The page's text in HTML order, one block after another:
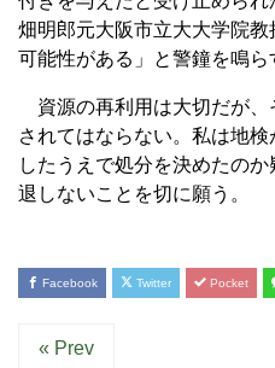
畑明郎元大阪市立大大学院
可能性がある」と警鐘を鳴ら
資源の再利用は大切だが、
されてはならない。私は地
したうえで処分を決めたの
退しないことを切に願う。
Facebook Twitter Pocket
« Prev